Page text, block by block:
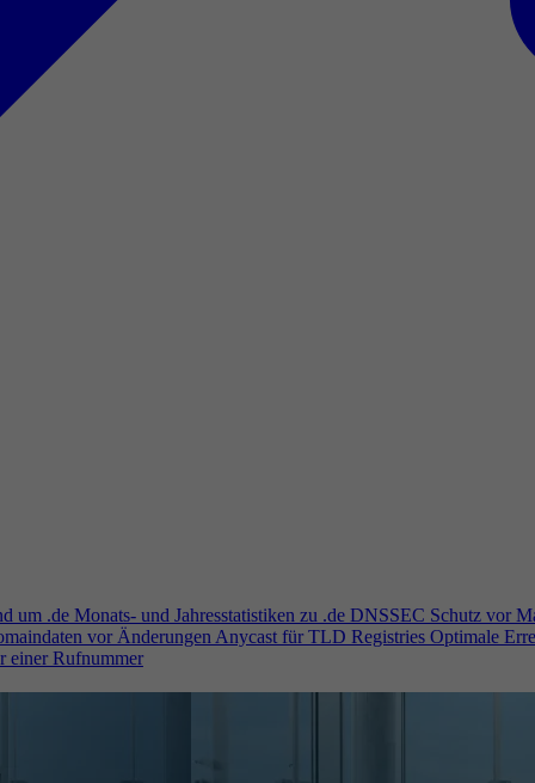
um .de Monats- und Jahresstatistiken zu .de DNSSEC Schutz vor
vor ÄnderungenAnycast für TLD Registries Optimale
einer Rufnummer